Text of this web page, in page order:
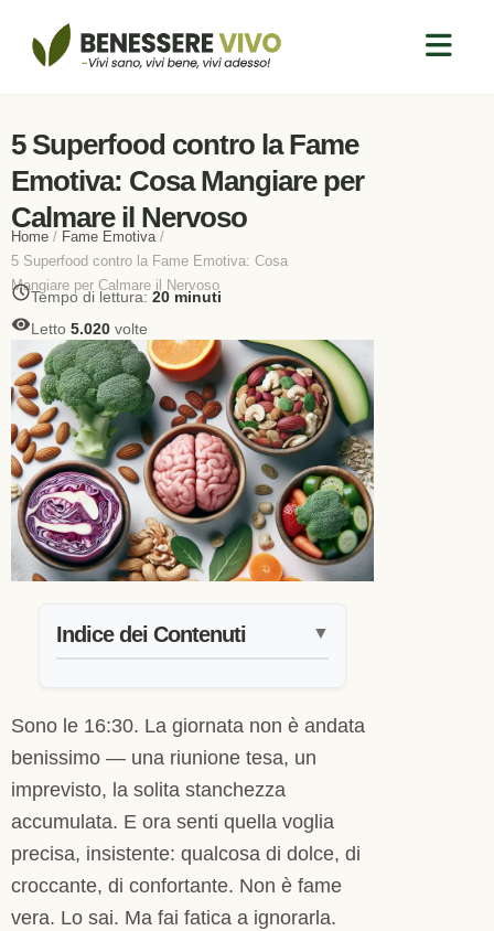
5 Superfood contro la Fame
Emotiva: Cosa Mangiare per
Calmare il Nervoso
Home / Fame Emotiva /
5 Superfood contro la Fame Emotiva: Cosa
Mangiare per Calmare il Nervoso
Tempo di lettura:20 minuti
Letto 5.020 volte
Indice dei Contenuti ▼
Sono le 16:30. La giornata non è andata
benissimo — una riunione tesa, un
imprevisto, la solita stanchezza
accumulata. E ora senti quella voglia
precisa, insistente: qualcosa di dolce, di
croccante, di confortante. Non è fame
vera. Lo sai. Ma fai fatica a ignorarla.